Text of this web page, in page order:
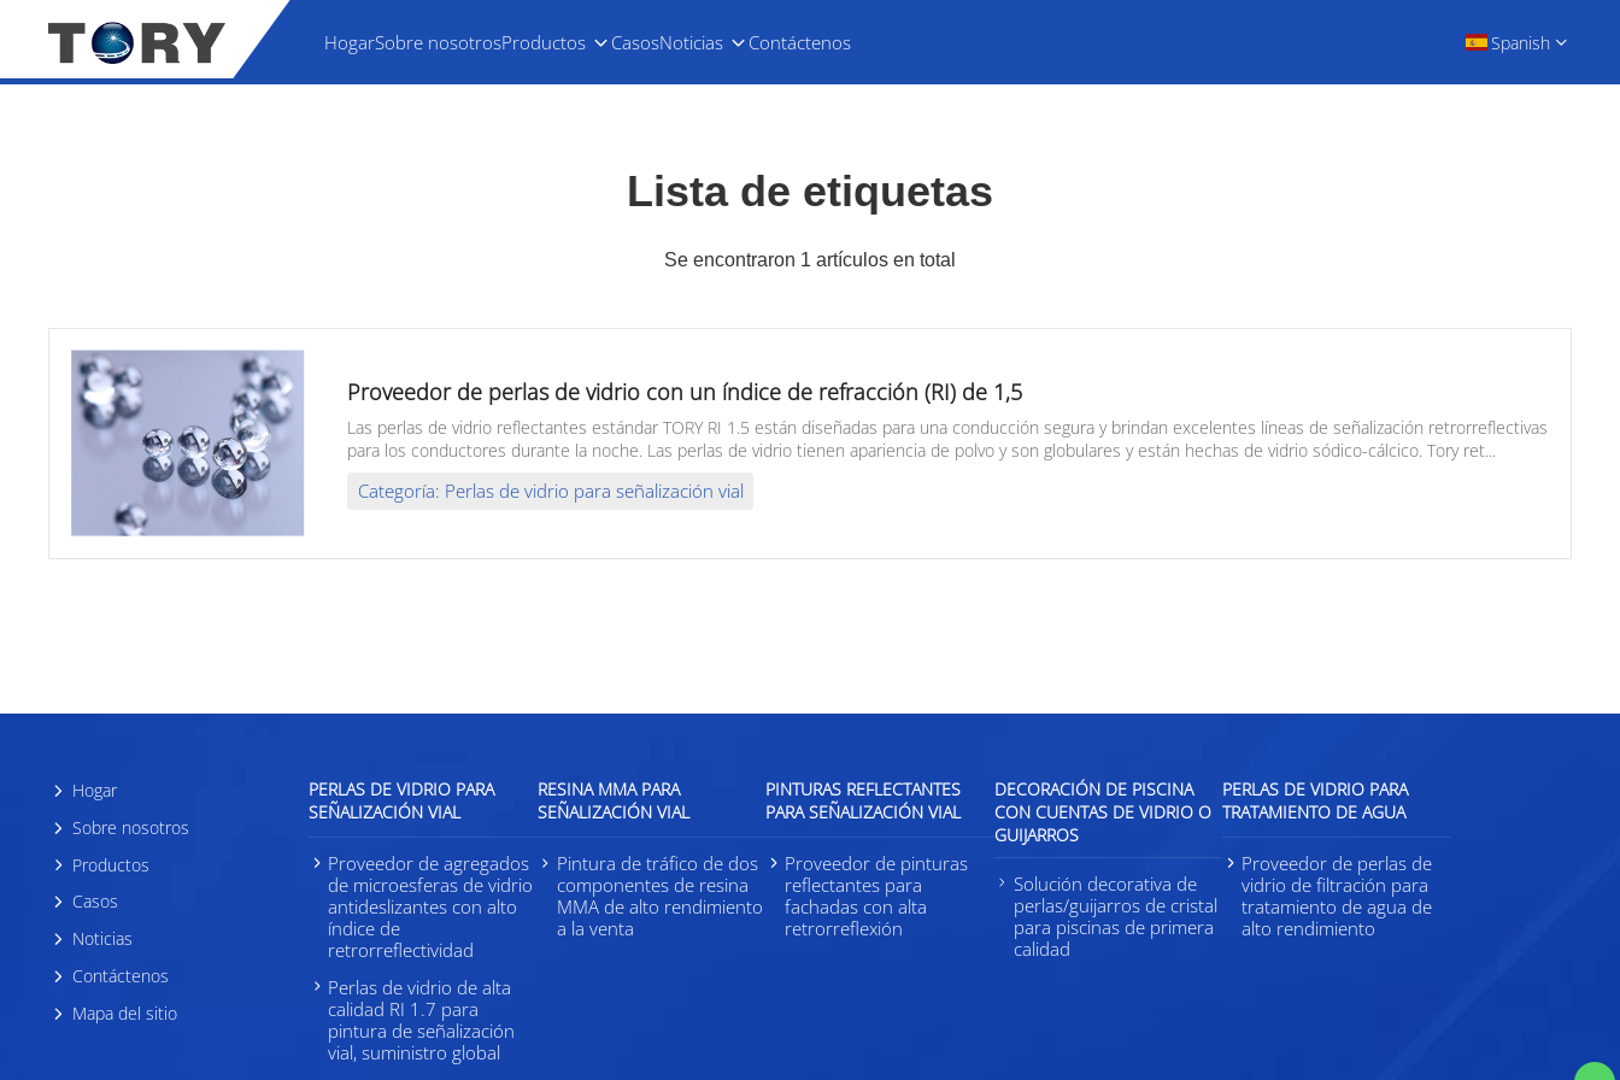
HogarSobre nosotrosProductos CasosNoticias Contáctenos Spanish
Lista de etiquetas
Se encontraron 1 artículos en total
Proveedor de perlas de vidrio con un índice de refracción (RI) de 1,5
Las perlas de vidrio reflectantes estándar TORY RI 1.5 están diseñadas para una conducción segura y brindan excelentes líneas de señalización retrorreflectivas
para los conductores durante la noche. Las perlas de vidrio tienen apariencia de polvo y son globulares y están hechas de vidrio sódico-cálcico. Tory ret...
Categoría: Perlas de vidrio para señalización vial
Hogar
Sobre nosotros
Productos
Casos
Noticias
Contáctenos
Mapa del sitio
PERLAS DE VIDRIO PARA
SEÑALIZACIÓN VIAL
Proveedor de agregados
de microesferas de vidrio
antideslizantes con alto
índice de
retrorreflectividad
Perlas de vidrio de alta
calidad RI 1.7 para
pintura de señalización
vial, suministro global
RESINA MMA PARA
SEÑALIZACIÓN VIAL
Pintura de tráfico de dos
componentes de resina
MMA de alto rendimiento
a la venta
PINTURAS REFLECTANTES
PARA SEÑALIZACIÓN VIAL
Proveedor de pinturas
reflectantes para
fachadas con alta
retrorreflexión
DECORACIÓN DE PISCINA
CON CUENTAS DE VIDRIO O
GUIJARROS
Solución decorativa de
perlas/guijarros de cristal
para piscinas de primera
calidad
PERLAS DE VIDRIO PARA
TRATAMIENTO DE AGUA
Proveedor de perlas de
vidrio de filtración para
tratamiento de agua de
alto rendimiento